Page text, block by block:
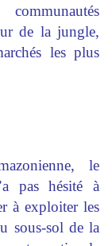
de la jungle,
les plus
le
pas hésité à
à exploiter les
sous-sol de la